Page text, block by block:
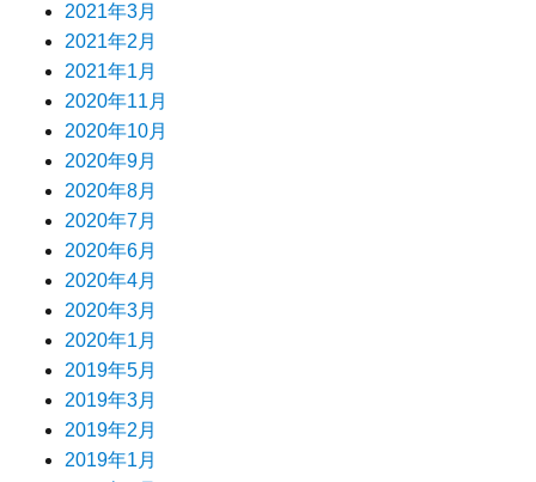
2021年3月
2021年2月
2021年1月
2020年11月
2020年10月
2020年9月
2020年8月
2020年7月
2020年6月
2020年4月
2020年3月
2020年1月
2019年5月
2019年3月
2019年2月
2019年1月